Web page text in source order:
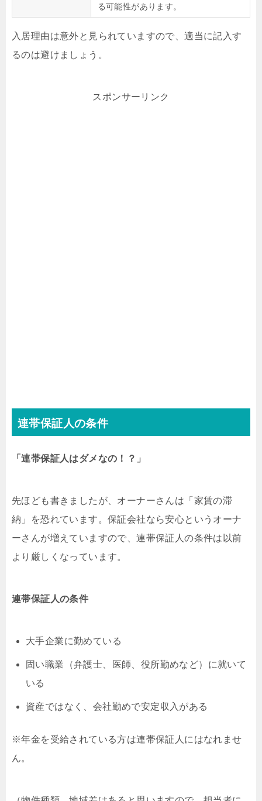
る可能性があります。
入居理由は意外と見られていますので、適当に記入す
るのは避けましょう。
スポンサーリンク
連帯保証人の条件
「連帯保証人はダメなの！？」
先ほども書きましたが、オーナーさんは「家賃の滞
納」を恐れています。保証会社なら安心というオーナ
ーさんが増えていますので、連帯保証人の条件は以前
より厳しくなっています。
連帯保証人の条件
大手企業に勤めている
固い職業（弁護士、医師、役所勤めなど）に就いて
いる
資産ではなく、会社勤めで安定収入がある
※年金を受給されている方は連帯保証人にはなれませ
ん。